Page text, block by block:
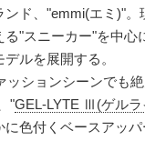
ド、"emmi(エミ)"。
"スニーカー"を中心
ルを展開する。
ッションシーンでも
"GEL-LYTE Ⅲ(ゲル
色付くベースアッ